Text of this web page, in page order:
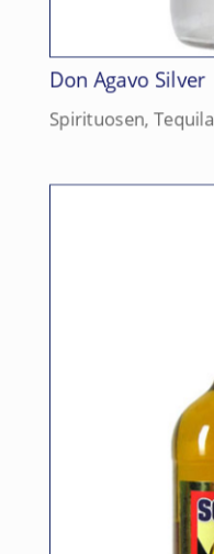
Don Agavo Silver
Spirituosen, Tequila